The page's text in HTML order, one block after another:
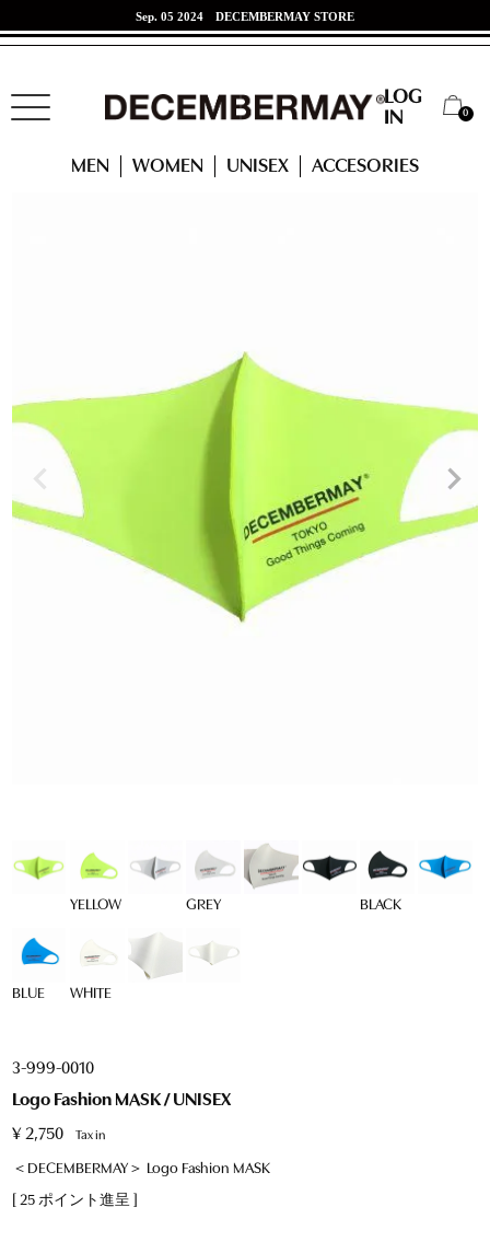
Jun. 07 2024東海道新幹線 x DECEMBERMAYコラボ！
LOG
IN
0
MEN WOMEN UNISEX ACCESORIES
ACCESSORIES Logo Fashion MASK / UNISEX
YELLOW GREY BLACK
BLUE WHITE
3-999-0010
Logo Fashion MASK / UNISEX
¥ 2,750 Tax in
＜DECEMBERMAY＞ Logo Fashion MASK
25 ポイント進呈 ]